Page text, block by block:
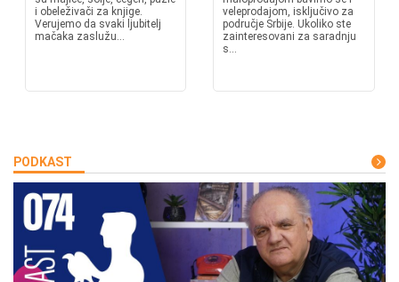
i obeleživači za knjige.
Verujemo da svaki ljubitelj
mačaka zaslužu...
veleprodajom, isključivo za
područje Srbije. Ukoliko ste
zainteresovani za saradnju
s...
PODKAST